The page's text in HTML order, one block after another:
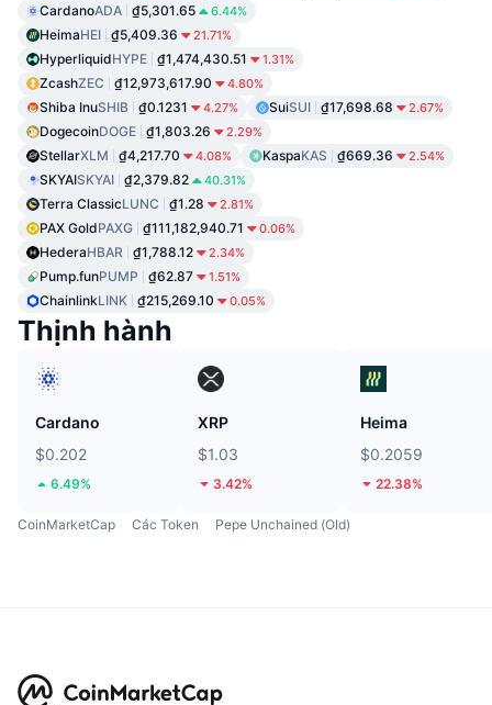
CardanoADA ₫5,301.65 6.44%
HeimaHEI ₫5,409.36 21.71%
HyperliquidHYPE ₫1,474,430.51 1.31%
ZcashZEC ₫12,973,617.90 4.80%
Shiba InuSHIB ₫0.1231 4.27% SuiSUI ₫17,698.68 2.67%
DogecoinDOGE ₫1,803.26 2.29%
StellarXLM ₫4,217.70 4.08% KaspaKAS ₫669.36 2.54%
SKYAISKYAI ₫2,379.82 40.31%
Terra ClassicLUNC ₫1.28 2.81%
PAX GoldPAXG ₫111,182,940.71 0.06%
HederaHBAR ₫1,788.12 2.34%
Pump.funPUMP ₫62.87 1.51%
ChainlinkLINK ₫215,269.10 0.05%
Thịnh hành
Cardano
$0.202
6.49%
XRP
$1.03
3.42%
Heima
$0.2059
22.38%
CoinMarketCap Các Token Pepe Unchained (Old)